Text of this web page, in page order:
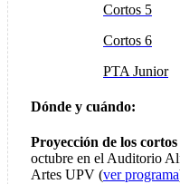
Cortos 5
Cortos 6
PTA Junior
Dónde y cuándo:
Proyección de los
octubre en el Auditorio
Artes UPV (ver programa